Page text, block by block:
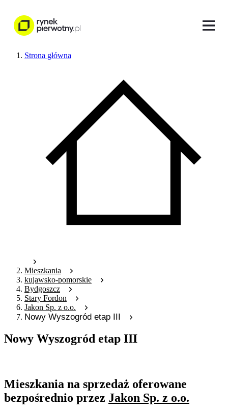
Strona główna
Mieszkania
kujawsko-pomorskie
Bydgoszcz
Stary Fordon
Jakon Sp. z o.o.
Nowy Wyszogród etap III
Nowy Wyszogród etap III
Mieszkania na sprzedaż oferowane
bezpośrednio przez Jakon Sp. z o.o.